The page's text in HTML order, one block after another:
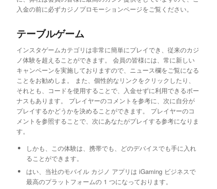
入金の前に必ずカジノプロモーションページをご覧ください。
テーブルゲーム
インスタゲームカテゴリは非常に簡単にプレイでき、従来のカジ
ノ体験を超えることができます。 会員の皆様には、常に新しい
キャンペーンを実施しておりますので、ニュース欄をご覧になる
ことをお勧めしま。 また、個性的なリンクをクリックしたり、
それとも、コードを使用することで、入金せずに利用できるボー
ナスもあります。 プレイヤーのコメントを参考に、次に自分が
プレイするかどうかを決めることができます。 プレイヤーのコ
メントを参照することで、次にあなたがプレイする参考になりま
す。
しかも、この体験は、携帯でも、どのデバイスでも手に入れ
ることができます。
はい、当社のモバイル カジノ アプリは iGaming ビジネスで
最高のプラットフォームの 1 つになっております。